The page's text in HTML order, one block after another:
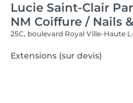
Lucie Saint-Clair
NM Coiffure / Nails
25C, boulevard RoyalVille-Haute
Extensions (sur devis)